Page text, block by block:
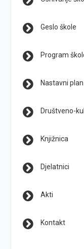
Geslo škole
Program
Nastavni
Društveno-
Knjižnica
Djelatnici
Akti
Kontakt